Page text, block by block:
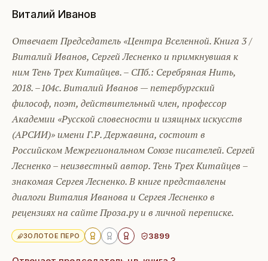
Виталий Иванов
Отвечает Председатель «Центра Вселенной. Книга 3 /
Виталий Иванов, Сергей Лесненко и примкнувшая к
ним Тень Трех Китайцев. – СПб.: Серебряная Нить,
2018. –104с. Виталий Иванов — петербургский
философ, поэт, действительный член, профессор
Академии «Русской словесности и изящных искусств
(АРСИИ)» имени Г.Р. Державина, состоит в
Российском Межрегиональном Союзе писателей. Сергей
Лесненко – неизвестный автор. Тень Трех Китайцев –
знакомая Сергея Лесненко. В книге представлены
диалоги Виталия Иванова и Сергея Лесненко в
рецензиях на сайте Проза.ру и в личной переписке.
ЗОЛОТОЕ ПЕРО 3899